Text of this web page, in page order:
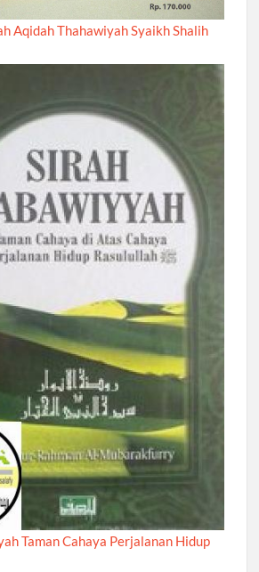
Aqidah Thahawiyah Syaikh Shalih
Taman Cahaya Perjalanan Hidup